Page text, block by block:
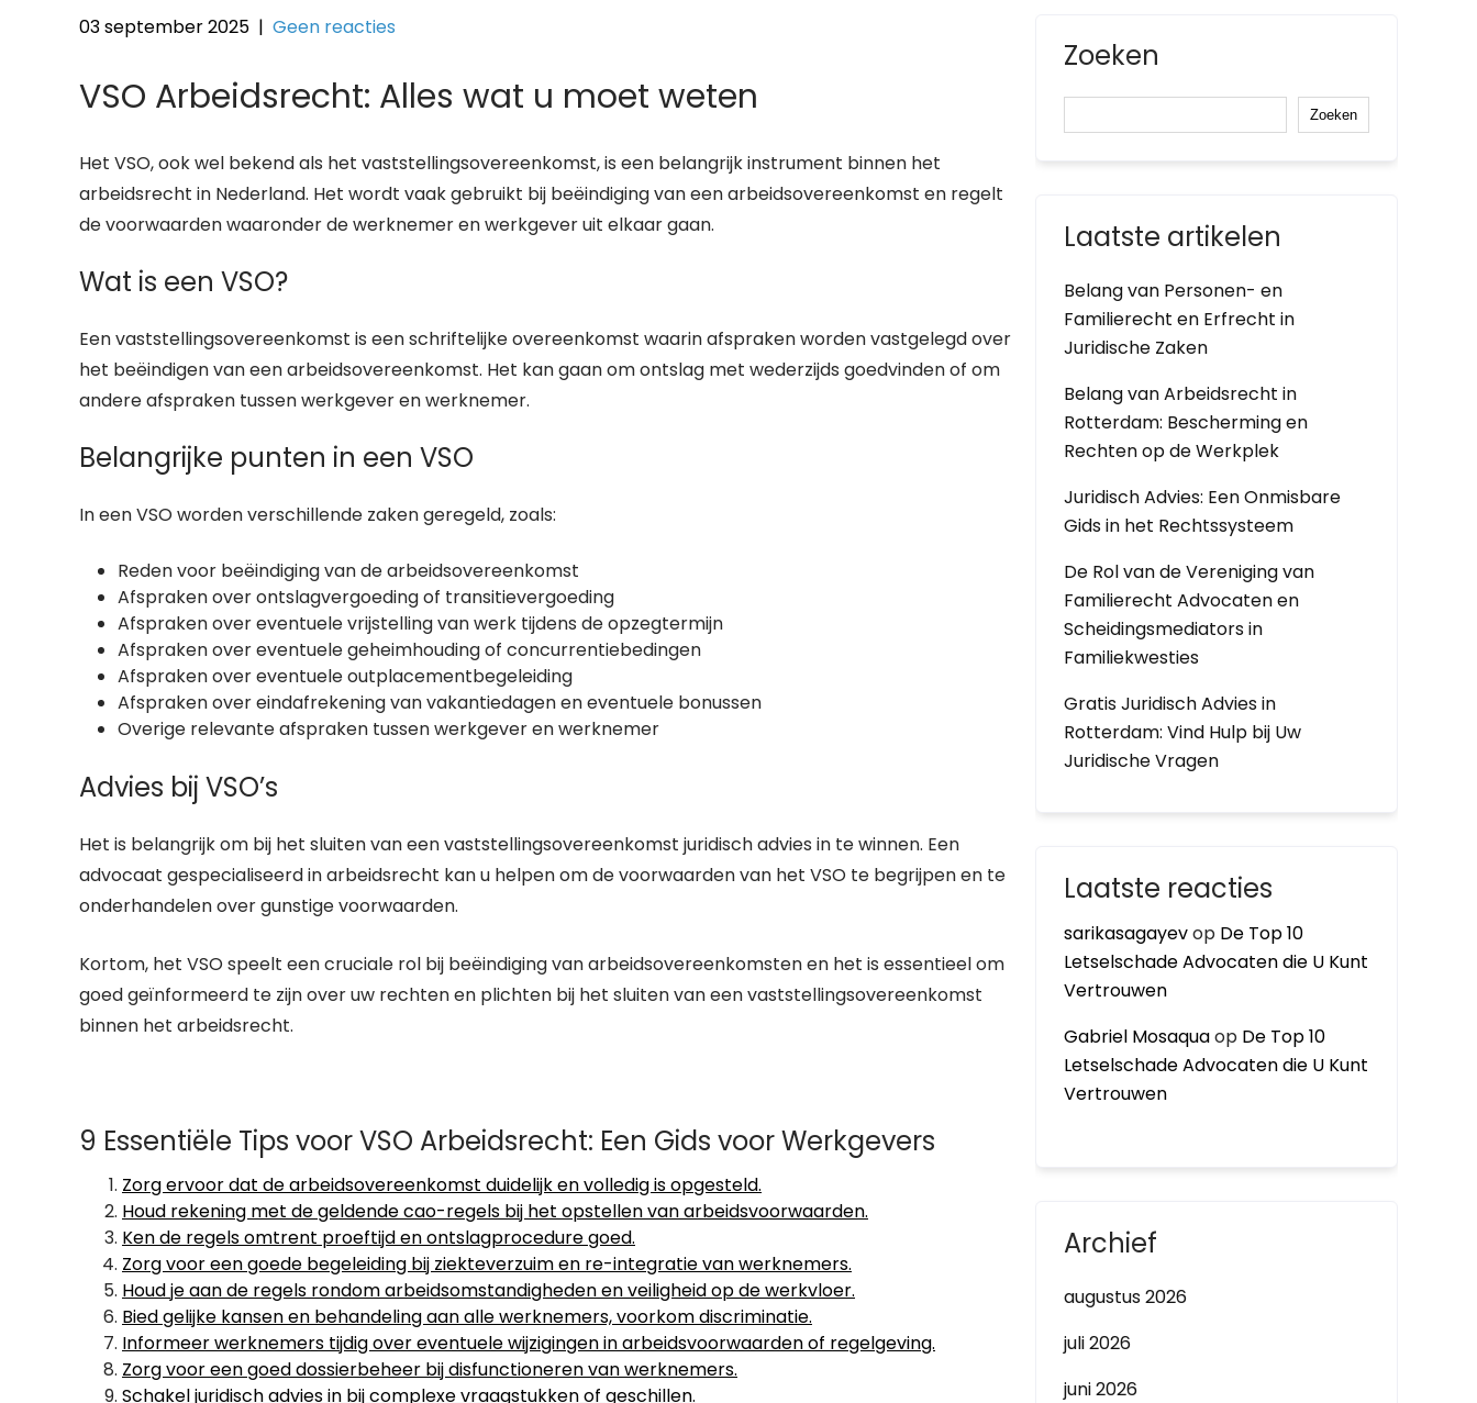
03 september 2025 | Geen reacties
VSO Arbeidsrecht: Alles wat u moet weten
Het VSO, ook wel bekend als het vaststellingsovereenkomst, is een belangrijk instrument binnen het
arbeidsrecht in Nederland. Het wordt vaak gebruikt bij beëindiging van een arbeidsovereenkomst en regelt
de voorwaarden waaronder de werknemer en werkgever uit elkaar gaan.
Wat is een VSO?
Een vaststellingsovereenkomst is een schriftelijke overeenkomst waarin afspraken worden vastgelegd over
het beëindigen van een arbeidsovereenkomst. Het kan gaan om ontslag met wederzijds goedvinden of om
andere afspraken tussen werkgever en werknemer.
Belangrijke punten in een VSO
In een VSO worden verschillende zaken geregeld, zoals:
Reden voor beëindiging van de arbeidsovereenkomst
Afspraken over ontslagvergoeding of transitievergoeding
Afspraken over eventuele vrijstelling van werk tijdens de opzegtermijn
Afspraken over eventuele geheimhouding of concurrentiebedingen
Afspraken over eventuele outplacementbegeleiding
Afspraken over eindafrekening van vakantiedagen en eventuele bonussen
Overige relevante afspraken tussen werkgever en werknemer
Advies bij VSO’s
Het is belangrijk om bij het sluiten van een vaststellingsovereenkomst juridisch advies in te winnen. Een
advocaat gespecialiseerd in arbeidsrecht kan u helpen om de voorwaarden van het VSO te begrijpen en te
onderhandelen over gunstige voorwaarden.
Kortom, het VSO speelt een cruciale rol bij beëindiging van arbeidsovereenkomsten en het is essentieel om
goed geïnformeerd te zijn over uw rechten en plichten bij het sluiten van een vaststellingsovereenkomst
binnen het arbeidsrecht.
9 Essentiële Tips voor VSO Arbeidsrecht: Een Gids voor Werkgevers
Zorg ervoor dat de arbeidsovereenkomst duidelijk en volledig is opgesteld.
Houd rekening met de geldende cao-regels bij het opstellen van arbeidsvoorwaarden.
Ken de regels omtrent proeftijd en ontslagprocedure goed.
Zorg voor een goede begeleiding bij ziekteverzuim en re-integratie van werknemers.
Houd je aan de regels rondom arbeidsomstandigheden en veiligheid op de werkvloer.
Bied gelijke kansen en behandeling aan alle werknemers, voorkom discriminatie.
Informeer werknemers tijdig over eventuele wijzigingen in arbeidsvoorwaarden of regelgeving.
Zorg voor een goed dossierbeheer bij disfunctioneren van werknemers.
Schakel juridisch advies in bij complexe vraagstukken of geschillen.
Zoeken
Zoeken
Laatste artikelen
Belang van Personen- en
Familierecht en Erfrecht in
Juridische Zaken
Belang van Arbeidsrecht in
Rotterdam: Bescherming en
Rechten op de Werkplek
Juridisch Advies: Een Onmisbare
Gids in het Rechtssysteem
De Rol van de Vereniging van
Familierecht Advocaten en
Scheidingsmediators in
Familiekwesties
Gratis Juridisch Advies in
Rotterdam: Vind Hulp bij Uw
Juridische Vragen
Laatste reacties
sarikasagayevop De Top 10
Letselschade Advocaten die U Kunt
Vertrouwen
Gabriel Mosaquaop De Top 10
Letselschade Advocaten die U Kunt
Vertrouwen
Archief
augustus 2026
juli 2026
juni 2026